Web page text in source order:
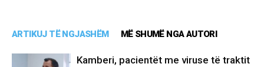
ARTIKUJ TË NGJASHËM MË SHUMË NGA AUTORI
Kamberi, pacientët me viruse të traktit